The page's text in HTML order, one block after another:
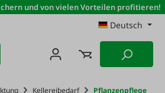
und von vielen Vorteilen profitieren!
Deutsch
Kellereibedarf Pflanzenpflege